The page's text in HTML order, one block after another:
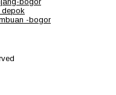
depok
-bogor